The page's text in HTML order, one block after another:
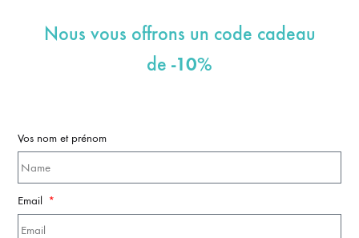
Nous vous offrons un code cadeau
de -10%
Vos nom et prénom
Email